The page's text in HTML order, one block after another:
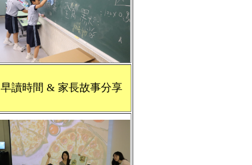
早讀時間 & 家長故事分享